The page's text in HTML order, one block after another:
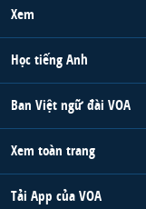
Xem
Học tiếng Anh
Ban Việt ngữ đài VOA
Xem toàn trang
Tải App của VOA